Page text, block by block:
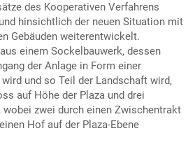
des Kooperativen Verfahrens
hinsichtlich der neuen Situation mit
Gebäuden weiterentwickelt.
einem Sockelbauwerk, dessen
der Anlage in Form einer
und so Teil der Landschaft wird,
auf Höhe der Plaza und drei
wobei zwei durch einen Zwischentrakt
Hof auf der Plaza-Ebene